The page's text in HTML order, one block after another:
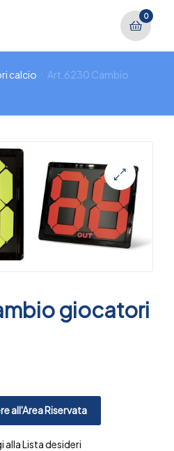
0
calcio
Art.6230 Cambio
🔍
giocatori
all'Area Riservata
alla Lista desideri